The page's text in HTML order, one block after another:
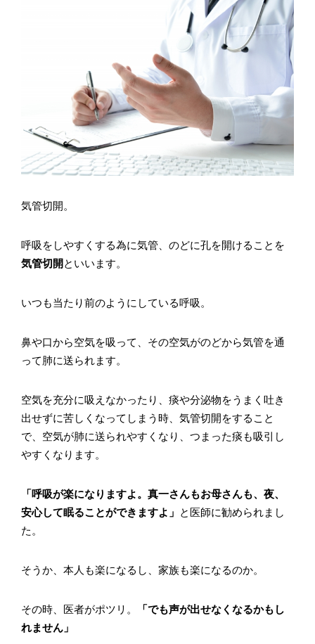
気管切開。
呼吸をしやすくする為に気管、のどに孔を開けることを
気管切開 といいます。
いつも当たり前のようにしている呼吸。
鼻や口から空気を吸って、その空気がのどから気管を通
って肺に送られます。
空気を充分に吸えなかったり、痰や分泌物をうまく吐き
出せずに苦しくなってしまう時、気管切開をすること
で、空気が肺に送られやすくなり、つまった痰も吸引し
やすくなります。
「呼吸が楽になりますよ。真一さんもお母さんも、夜、
安心して眠ることができますよ」 と医師に勧められまし
た。
そうか、本人も楽になるし、家族も楽になるのか。
その時、医者がポツリ。
「でも声が出せなくなるかもし
れません」